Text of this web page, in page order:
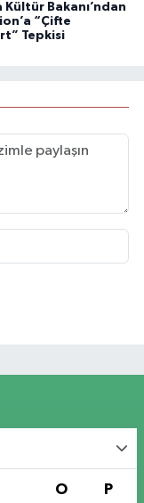
Kültür Bakanı’ndan
“Çifte
Tepkisi
O P